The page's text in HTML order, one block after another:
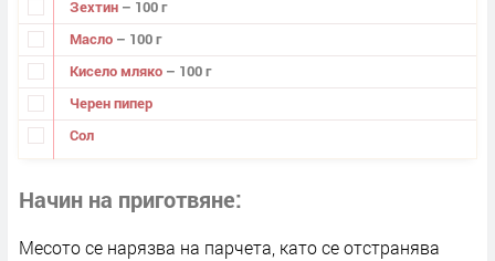
Зехтин – 100 г
Масло – 100 г
Кисело мляко – 100 г
Черен пипер
Сол
Начин на приготвяне
Месото се нарязва на парчета, като се отстранява